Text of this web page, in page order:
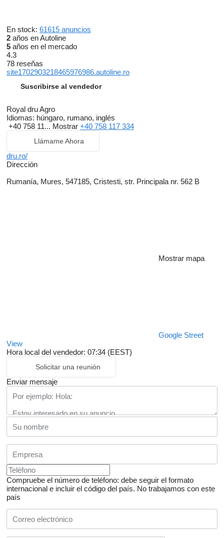
En stock: 61615 anuncios
2 años en Autoline
5 años en el mercado
4.3
78 reseñas
site1702903218465976986.autoline.ro
Suscribirse al vendedor
Royal dru Agro
Idiomas: húngaro, rumano, inglés
+40 758 11... Mostrar +40 758 117 334
Llámame Ahora
dru.ro/
Dirección
Rumanía, Mures, 547185, Cristesti, str. Principala nr. 562 B
Mostrar mapa
Google Street
View
Hora local del vendedor: 07:34 (EEST)
Solicitar una reunión
Enviar mensaje
Compruebe el número de teléfono: debe seguir el formato
internacional e incluir el código del país. No trabajamos con este
país